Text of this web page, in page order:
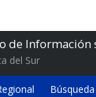
de Información
del Sur